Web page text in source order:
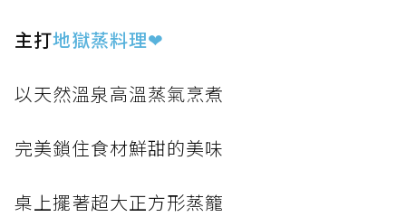
主打地獄蒸料理❤
以天然溫泉高溫蒸氣烹煮
完美鎖住食材鮮甜的美味
桌上擺著超大正方形蒸籠